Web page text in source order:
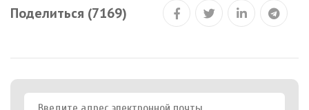
Поделиться (7169)